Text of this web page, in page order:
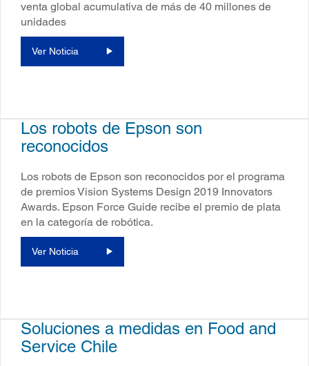
venta global acumulativa de más de 40 millones de
unidades
Ver Noticia
Los robots de Epson son
reconocidos
Los robots de Epson son reconocidos por el programa
de premios Vision Systems Design 2019 Innovators
Awards. Epson Force Guide recibe el premio de plata
en la categoría de robótica.
Ver Noticia
Soluciones a medidas en Food and
Service Chile